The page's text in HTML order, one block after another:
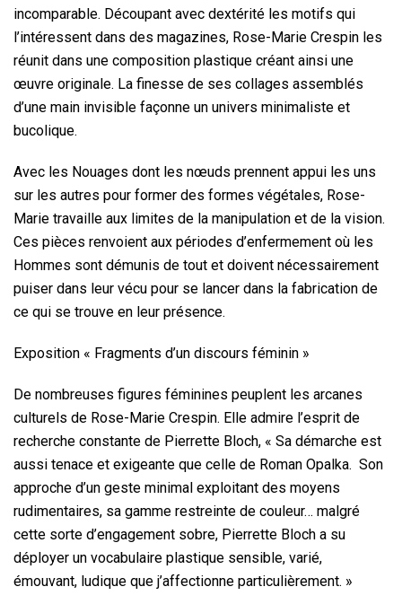
incomparable. Découpant avec dextérité les motifs qui
l’intéressent dans des magazines, Rose-Marie Crespin les
réunit dans une composition plastique créant ainsi une
œuvre originale. La finesse de ses collages assemblés
d’une main invisible façonne un univers minimaliste et
bucolique.
Avec les Nouages dont les nœuds prennent appui les uns
sur les autres pour former des formes végétales, Rose-
Marie travaille aux limites de la manipulation et de la vision.
Ces pièces renvoient aux périodes d’enfermement où les
Hommes sont démunis de tout et doivent nécessairement
puiser dans leur vécu pour se lancer dans la fabrication de
ce qui se trouve en leur présence.
Exposition « Fragments d’un discours féminin »
De nombreuses figures féminines peuplent les arcanes
culturels de Rose-Marie Crespin. Elle admire l’esprit de
recherche constante de Pierrette Bloch, « Sa démarche est
aussi tenace et exigeante que celle de Roman Opalka. Son
approche d’un geste minimal exploitant des moyens
rudimentaires, sa gamme restreinte de couleur… malgré
cette sorte d’engagement sobre, Pierrette Bloch a su
déployer un vocabulaire plastique sensible, varié,
émouvant, ludique que j’affectionne particulièrement. »